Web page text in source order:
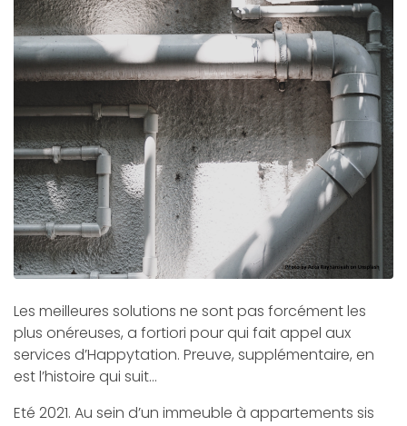
Les meilleures solutions ne sont pas forcément les
plus onéreuses, a fortiori pour qui fait appel aux
services d’Happytation. Preuve, supplémentaire, en
est l’histoire qui suit…
Eté 2021. Au sein d’un immeuble à appartements sis